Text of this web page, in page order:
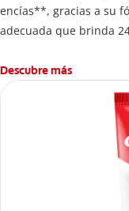
encías**, gracias a su
adecuada que brinda
Descubre más